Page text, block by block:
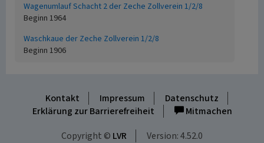
Wagenumlauf Schacht 2 der Zeche Zollverein 1/2/8
Beginn 1964
Waschkaue der Zeche Zollverein 1/2/8
Beginn 1906
Kontakt Impressum
Datenschutz
Erklärung zur Barrierefreiheit
Mitmachen
Copyright © LVR Version: 4.52.0